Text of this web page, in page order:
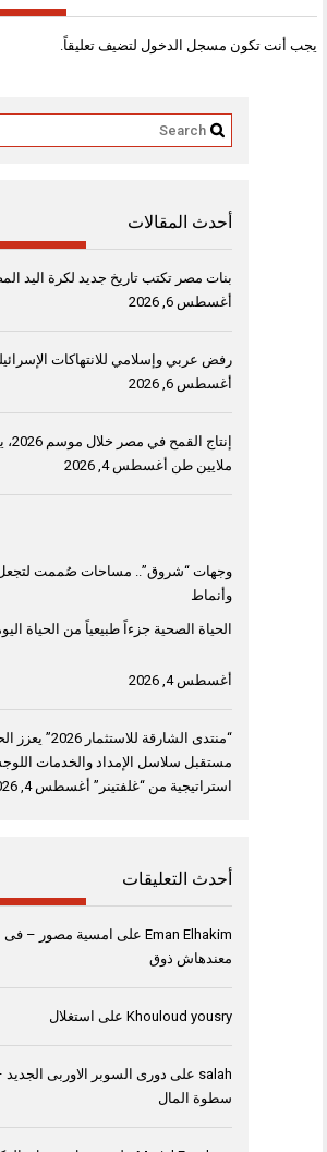
يجب أنت تكون مسجل الدخول لتضيف تعليقاً.
أحدث المقالات
بنات مصر تكتب تاريخ جديد لكرة اليد
أغسطس 6, 2026
رفض عربي وإسلامي للانتهاكات
أغسطس 6, 2026
ملايين طن أغسطس 4, 2026
وجهات “شروق”.. مساحات صُممت لتجعل
وأنماط
الحياة الصحية جزءاً طبيعياً من الحياة
أغسطس 4, 2026
“منتدى الشارقة
مستقبل سلاسل الإمداد والخدمات
استراتيجية من “غلفتينر” أغسطس 4, 2026
أحدث التعليقات
Eman Elhakim على امسية مصور – فى
معندهاش ذوق
Khouloud yousry على استغلال
salah على دورى السوبر الاوربى الجديد
سطوة المال